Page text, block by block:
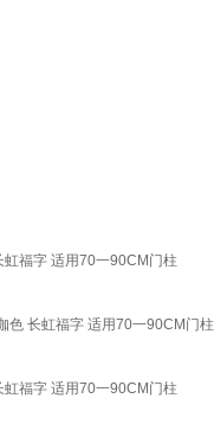
福字 适用70一90CM门柱
色 长虹福字 适用70一90CM门柱
福字 适用70一90CM门柱